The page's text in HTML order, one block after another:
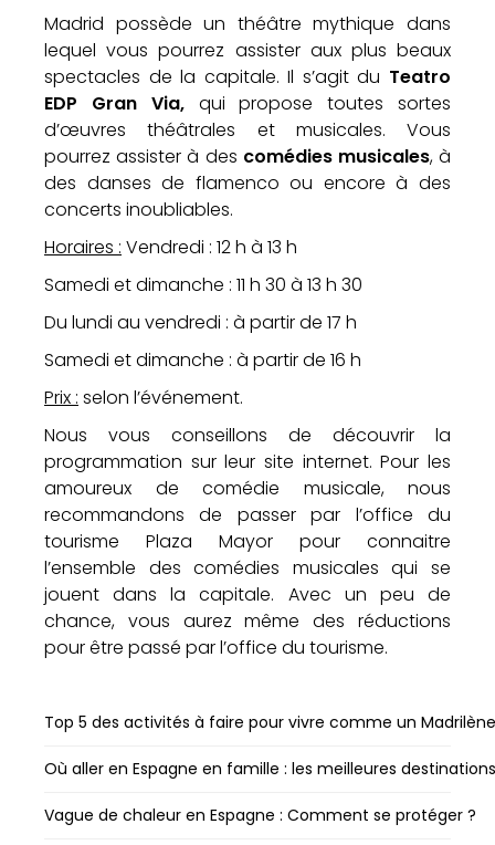
Madrid possède un théâtre mythique dans
lequel vous pourrez assister aux plus beaux
spectacles de la capitale. Il s’agit du Teatro
EDP Gran Via,qui propose toutes sortes
d’œuvres théâtrales et musicales. Vous
pourrez assister à des comédies musicales, à
des danses de flamenco ou encore à des
concerts inoubliables.
Horaires : Vendredi : 12 h à 13 h
Samedi et dimanche : 11 h 30 à 13 h 30
Du lundi au vendredi : à partir de 17 h
Samedi et dimanche : à partir de 16 h
Prix : selon l’événement.
Nous vous conseillons de découvrir la
programmation sur leur site internet. Pour les
amoureux de comédie musicale, nous
recommandons de passer par l’office du
tourisme Plaza Mayor pour connaitre
l’ensemble des comédies musicales qui se
jouent dans la capitale. Avec un peu de
chance, vous aurez même des réductions
pour être passé par l’office du tourisme.
Top 5 des activités à faire pour vivre comme un Madrilène
Où aller en Espagne en famille : les meilleures destinations
Vague de chaleur en Espagne : Comment se protéger ?